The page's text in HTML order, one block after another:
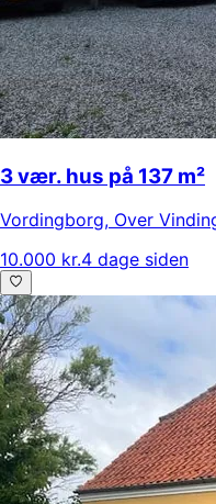
3 vær. hus på 137 m²
Vordingborg, Over
10.000 kr.4 dage siden